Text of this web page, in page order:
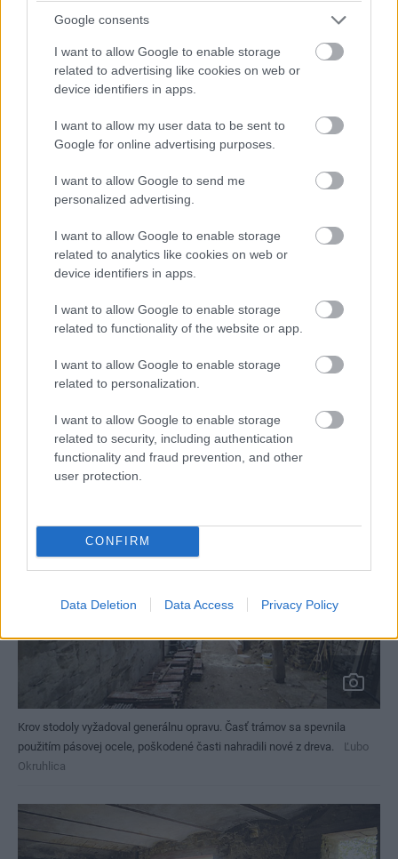
Google consents
I want to allow Google to enable storage
related to advertising like cookies on web or
device identifiers in apps.
I want to allow my user data to be sent to
Google for online advertising purposes.
I want to allow Google to send me
personalized advertising.
I want to allow Google to enable storage
related to analytics like cookies on web or
device identifiers in apps.
I want to allow Google to enable storage
related to functionality of the website or app.
I want to allow Google to enable storage
related to personalization.
I want to allow Google to enable storage
related to security, including authentication
functionality and fraud prevention, and other
user protection.
CONFIRM
Data Deletion Data Access Privacy Policy
Krov stodoly vyžadoval generálnu opravu. Časť trámov sa spevnila
použitím pásovej ocele, poškodené časti nahradili nové z dreva.
Ľubo
Okruhlica